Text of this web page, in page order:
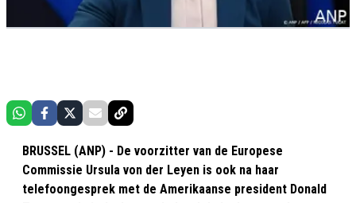
BRUSSEL (ANP) - De voorzitter van de Europese
Commissie Ursula von der Leyen is ook na haar
telefoongesprek met de Amerikaanse president Donald